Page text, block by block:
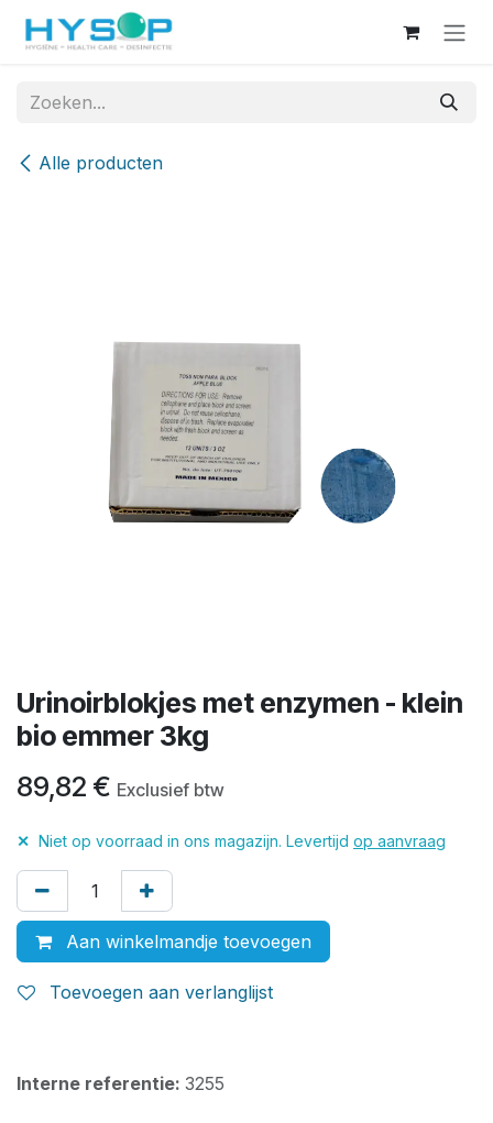
Overslaan naar inhoud
Alle producten
Urinoirblokjes met enzymen - klein
bio emmer 3kg
89,82 € Exclusief btw
✕ Niet op voorraad in ons magazijn. Levertijd op aanvraag
Aan winkelmandje toevoegen
Toevoegen aan verlanglijst
Interne referentie: 3255